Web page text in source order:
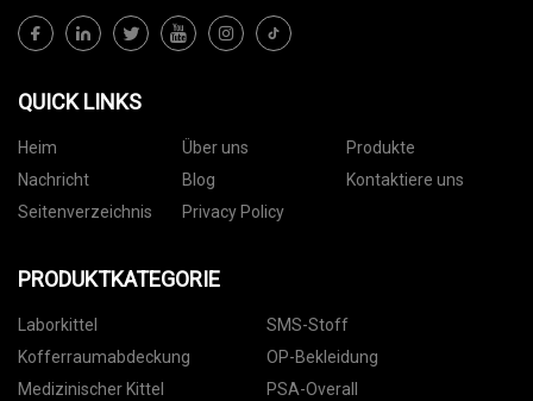
QUICK LINKS
Heim Über uns
Produkte
Nachricht
Blog
Kontaktiere uns
Seitenverzeichnis
Privacy Policy
PRODUKTKATEGORIE
Laborkittel
SMS-Stoff
Kofferraumabdeckung
OP-Bekleidung
Medizinischer Kittel
PSA-Overall